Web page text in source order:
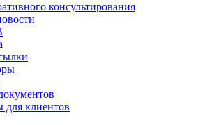
консультирования
клиентов